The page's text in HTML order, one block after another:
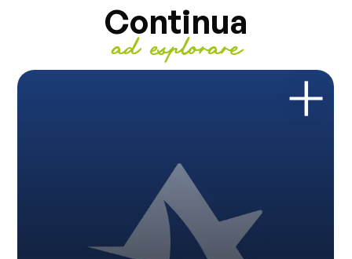
Continua
ad esplorare